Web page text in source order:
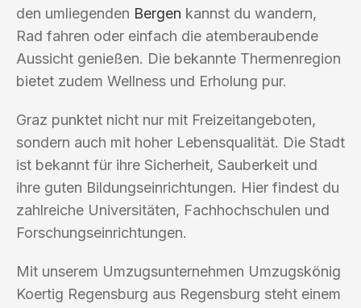
den umliegenden Bergen kannst du wandern,
Rad fahren oder einfach die atemberaubende
Aussicht genießen. Die bekannte Thermenregion
bietet zudem Wellness und Erholung pur.
Graz punktet nicht nur mit Freizeitangeboten,
sondern auch mit hoher Lebensqualität. Die Stadt
ist bekannt für ihre Sicherheit, Sauberkeit und
ihre guten Bildungseinrichtungen. Hier findest du
zahlreiche Universitäten, Fachhochschulen und
Forschungseinrichtungen.
Mit unserem Umzugsunternehmen Umzugskönig
Koertig Regensburg aus Regensburg steht einem